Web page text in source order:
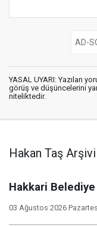
YASAL UYARI: Yazılan
görüş ve düşüncelerini
niteliktedir.
Hakan Taş Arşivi
Hakkari Belediye
03 Ağustos 2026